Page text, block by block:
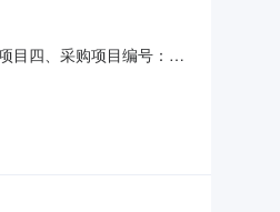
目四、采购项目编号：
家宏联系电话：0